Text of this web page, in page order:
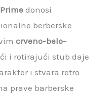
donosi
berberske
crveno-belo-
i rotirajući stub daje
i stvara retro
prave barberske